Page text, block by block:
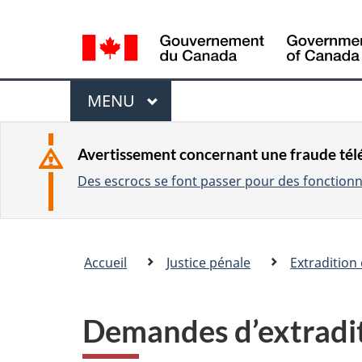
n
g
u
a
g
e
s
l
c
t
M
e
n
u
MENU
P
R
C
I
A
Avertissement concernant une fraude
Des escrocs se font passer pour des
Accueil Justice pénale
Demandes